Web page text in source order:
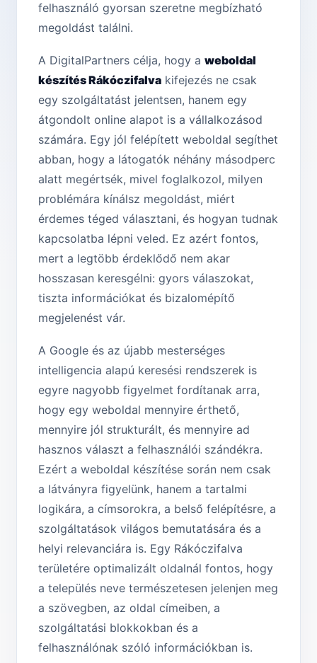
felhasználó gyorsan szeretne megbízható
megoldást találni.
A DigitalPartners célja, hogy a weboldal
készítés Rákóczifalva kifejezés ne csak
egy szolgáltatást jelentsen, hanem egy
átgondolt online alapot is a vállalkozásod
számára. Egy jól felépített weboldal segíthet
abban, hogy a látogatók néhány másodperc
alatt megértsék, mivel foglalkozol, milyen
problémára kínálsz megoldást, miért
érdemes téged választani, és hogyan tudnak
kapcsolatba lépni veled. Ez azért fontos,
mert a legtöbb érdeklődő nem akar
hosszasan keresgélni: gyors válaszokat,
tiszta információkat és bizalomépítő
megjelenést vár.
A Google és az újabb mesterséges
intelligencia alapú keresési rendszerek is
egyre nagyobb figyelmet fordítanak arra,
hogy egy weboldal mennyire érthető,
mennyire jól strukturált, és mennyire ad
hasznos választ a felhasználói szándékra.
Ezért a weboldal készítése során nem csak
a látványra figyelünk, hanem a tartalmi
logikára, a címsorokra, a belső felépítésre, a
szolgáltatások világos bemutatására és a
helyi relevanciára is. Egy Rákóczifalva
területére optimalizált oldalnál fontos, hogy
a település neve természetesen jelenjen meg
a szövegben, az oldal címeiben, a
szolgáltatási blokkokban és a
felhasználónak szóló információkban is.